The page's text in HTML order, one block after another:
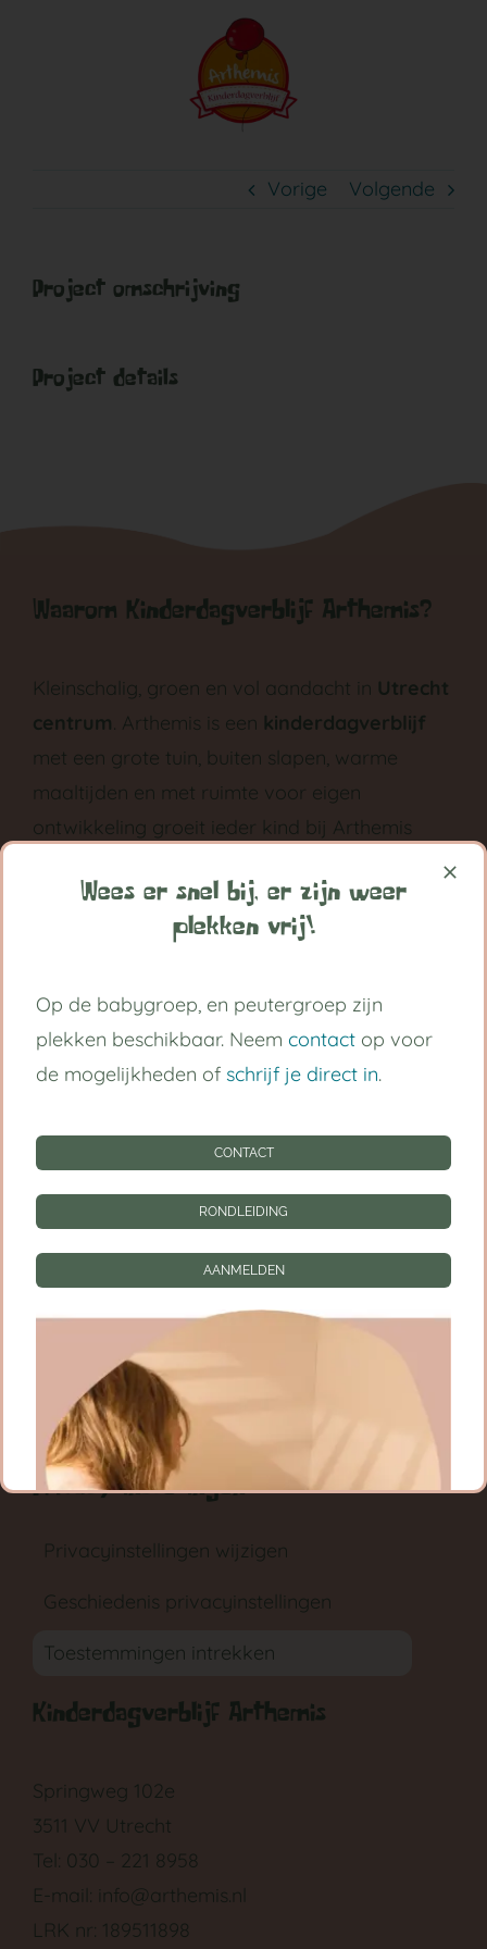
Vorige Volgende
Project omschrijving
Project details
Waarom Kinderdagverblijf Arthemis?
Kleinschalig, groen en vol aandacht in Utrecht
centrum. Arthemis is een kinderdagverblijf
met een grote tuin, buiten slapen, warme
maaltijden en met ruimte voor eigen
ontwikkeling groeit ieder kind bij Arthemis
Handige links
Peutergroep
Tarieven
RONDLEIDING
AANMELDEN
Privacy instellingen
Privacyinstellingen wijzigen
Geschiedenis privacyinstellingen
Toestemmingen intrekken
Kinderdagverblijf Arthemis
Springweg 102e
3511 VV Utrecht
Tel: 030 – 221 8958
E-mail: info@arthemis.nl
LRK nr: 189511898
Wees er snel bij, er zijn weer
plekken vrij!
Op de babygroep, en peutergroep zijn
plekken beschikbaar. Neem contact op voor
de mogelijkheden of schrijf je direct in.
CONTACT
RONDLEIDING
AANMELDEN